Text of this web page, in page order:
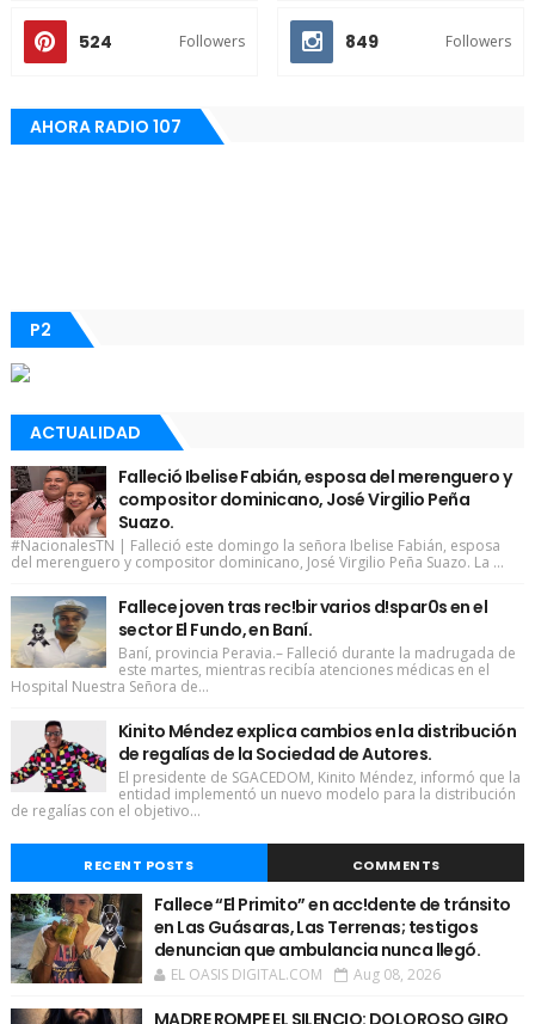
524 Followers 849 Followers
AHORA RADIO 107
P2
ACTUALIDAD
Falleció Ibelise Fabián, esposa del merenguero y
compositor dominicano, José Virgilio Peña
Suazo.
#NacionalesTN | Falleció este domingo la señora Ibelise Fabián, esposa
del merenguero y compositor dominicano, José Virgilio Peña Suazo. La ...
Fallece joven tras rec!bir varios d!spar0s en el
sector El Fundo, en Baní.
Baní, provincia Peravia.– Falleció durante la madrugada de
este martes, mientras recibía atenciones médicas en el
Hospital Nuestra Señora de...
Kinito Méndez explica cambios en la distribución
de regalías de la Sociedad de Autores.
El presidente de SGACEDOM, Kinito Méndez, informó que la
entidad implementó un nuevo modelo para la distribución
de regalías con el objetivo...
RECENT POSTS COMMENTS
Fallece “El Primito” en acc!dente de tránsito
en Las Guásaras, Las Terrenas; testigos
denuncian que ambulancia nunca llegó.
EL OASIS DIGITAL.COM Aug 08, 2026